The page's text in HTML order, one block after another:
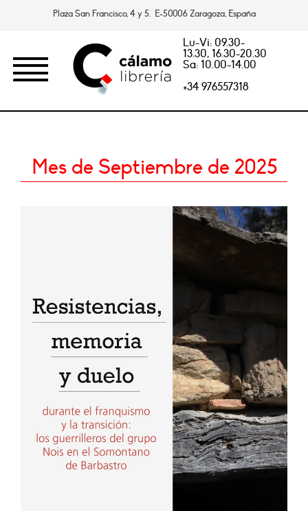
Plaza San Francisco, 4 y 5. E-50006 Zaragoza, España
Lu-Vi: 09.30-
13.30, 16.30-20.30
Sa: 10.00-14.00
+34 976557318
Mes de Septiembre de 2025